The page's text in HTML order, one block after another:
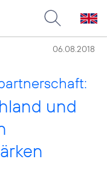
06.08.2018
und